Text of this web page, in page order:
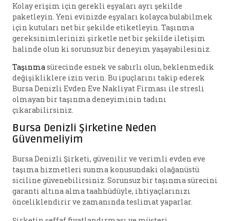
Kolay erişim için gerekli eşyaları ayrı şekilde
paketleyin. Yeni evinizde eşyaları kolayca bulabilmek
için kutuları net bir şekilde etiketleyin. Taşınma
gereksinimlerinizi şirketle net bir şekilde iletişim
halinde olun ki sorunsuz bir deneyim yaşayabilesiniz.
Taşınmasürecinde esnek ve sabırlı olun, beklenmedik
değişikliklere izin verin. Bu ipuçlarını takip ederek
Bursa Denizli Evden Eve Nakliyat Firması ile stresli
olmayan bir taşınma deneyiminin tadını
çıkarabilirsiniz.
Bursa Denizli Şirketine Neden
Güvenmeliyim
Bursa Denizli Şirketi, güvenilir ve verimli evden eve
taşıma hizmetleri sunma konusundaki olağanüstü
siciline güvenebilirsiniz. Sorunsuz bir taşınma sürecini
garanti altına alma taahhüdüyle, ihtiyaçlarınızı
önceliklendirir ve zamanında teslimat yaparlar.